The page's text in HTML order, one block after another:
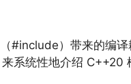
#include）带来的编
系统性地介绍 C++20